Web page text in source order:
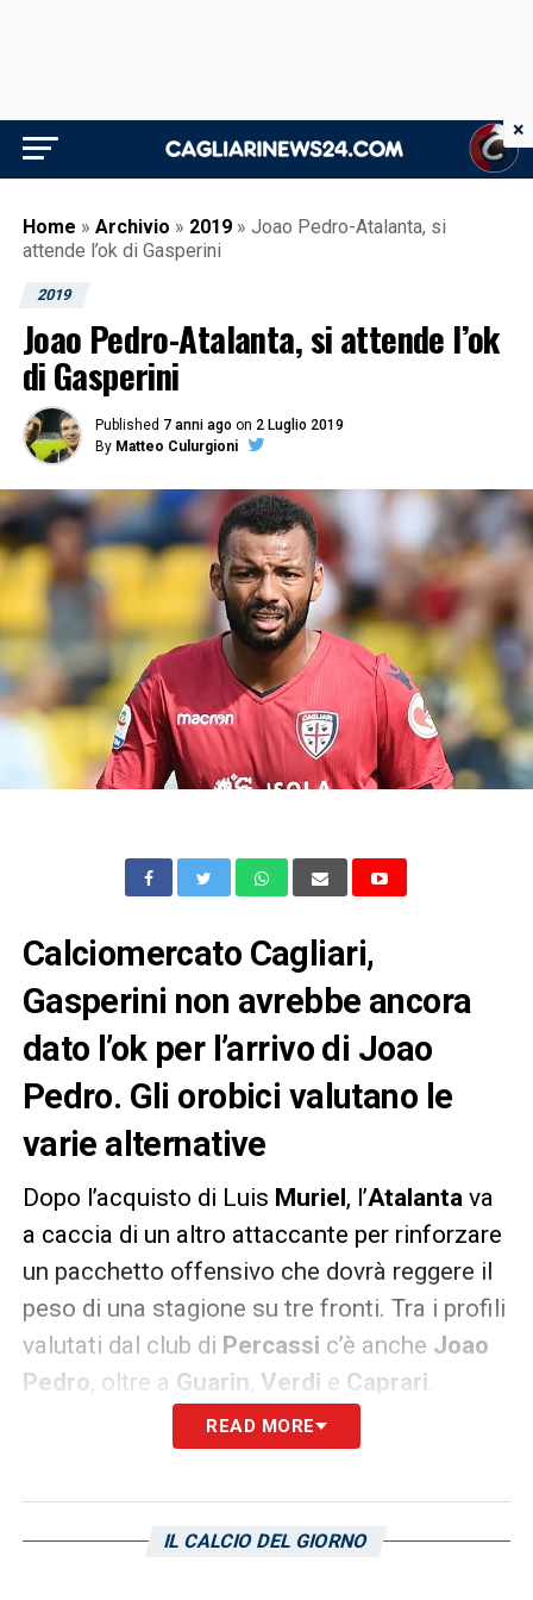
Home » Archivio » 2019 » Joao Pedro-Atalanta, si
attende l’ok di Gasperini
2019
Joao Pedro-Atalanta, si attende l’ok
di Gasperini
Published 7 anni ago on 2 Luglio 2019
By Matteo Culurgioni
Calciomercato Cagliari,
Gasperini non avrebbe ancora
dato l’ok per l’arrivo di Joao
Pedro. Gli orobici valutano le
varie alternative
Dopo l’acquisto di Luis Muriel, l’Atalanta va
a caccia di un altro attaccante per rinforzare
un pacchetto offensivo che dovrà reggere il
peso di una stagione su tre fronti. Tra i profili
valutati dal club di Percassi c’è anche Joao
Pedro, oltre a Guarin, Verdi e Caprari
L’agente dell’attaccante delCagliari
sapere che vorrebbe unadeguamento di
disposti a concedere, considerato che
READ MORE
IL CALCIO DEL GIORNO
×